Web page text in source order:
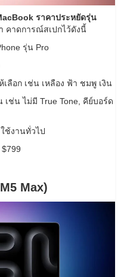
ราคาประหยัดรุ่น
คาดการณ์สเปกไว้ดังนี้
รุ่น Pro
ลือก เช่น เหลือง ฟ้า ชมพู เงิน
เช่น ไม่มี True Tone, คีย์บอร์ด
ช้งานทั่วไป
Max)